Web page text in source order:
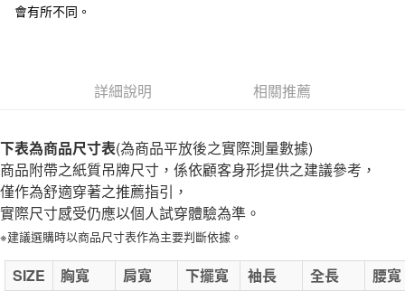
7-11取貨付款
每筆NT$65，滿NT$1,000(含以上)免運費
每筆NT$150，滿NT$2,000(含以上)免運費
無印良品門市自取
免運費
會有所不同。
詳細說明 相關推薦
下表為商品尺寸表(為商品平放後之實際測量數據)
商品附帶之紙質吊牌尺寸，係依顧客身形提供之建議參考，
僅作為舒適穿著之推薦指引，
實際尺寸感受仍應以個人試穿體驗為準。
※建議選購時以商品尺寸表作為主要判斷依據。
SIZE 胸寬 肩寬 下擺寬 袖長 全長
腰寬